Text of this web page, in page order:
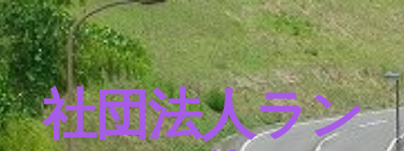
社団法人ラン